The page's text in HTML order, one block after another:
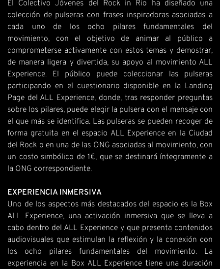
El Colectivo Jóvenes del Rock in Rio ha diseñado una
colección de pulseras con frases inspiradoras asociadas a
cada uno de los ocho pilares fundamentales del
movimiento, con el objetivo de animar al público a
comprometerse activamente con estos temas y demostrar,
de manera ligera y divertida, su apoyo al movimiento ALL
Experience. El público puede coleccionar las pulseras
participando en el cuestionario disponible en la Landing
Page del ALL Experience, donde, tras responder preguntas
sobre los pilares, puede elegir la pulsera con el mensaje con
el que más se identifica. Las pulseras se pueden recoger de
forma gratuita en el espacio ALL Experience en la Ciudad
del Rock o en una de las ONG asociadas al movimiento, con
un costo simbólico de 1€, que se destinará íntegramente a
la ONG correspondiente.
EXPERIENCIA INMERSIVA
Uno de los aspectos más destacados del espacio es la Box
ALL Experience, una activación inmersiva que se lleva a
cabo dentro del ALL Experience y que presenta contenidos
audiovisuales que estimulan la reflexión y la conexión con
los ocho pilares fundamentales del movimiento. La
experiencia en la Box ALL Experience tiene una duración